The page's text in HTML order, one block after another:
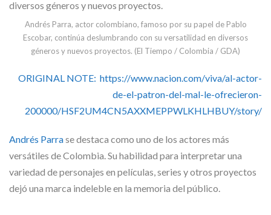
Andrés Parra, actor colombiano, famoso por su papel de Pablo
Escobar, continúa deslumbrando con su versatilidad en diversos
géneros y nuevos proyectos. (El Tiempo / Colombia / GDA)
ORIGINAL NOTE: https://www.nacion.com/viva/al-actor-
de-el-patron-del-mal-le-ofrecieron-
200000/HSF2UM4CN5AXXMEPPWLKHLHBUY/story/
Andrés Parrase destaca como uno de los actores más
versátiles de Colombia. Su habilidad para interpretar una
variedad de personajes en películas, series y otros proyectos
dejó una marca indeleble en la memoria del público.